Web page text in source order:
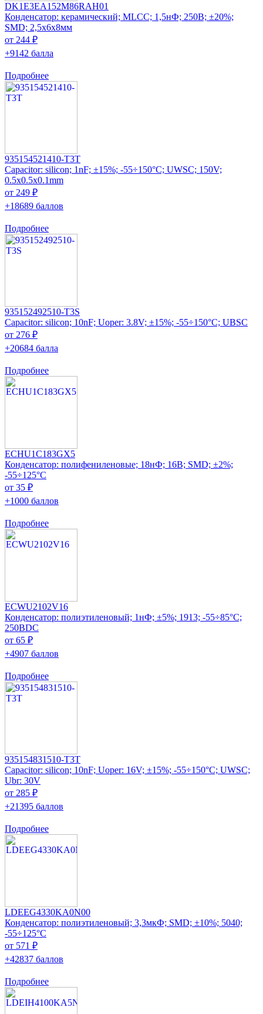
DK1E3EA152M86RAH01
Конденсатор: керамический; MLCC; 1,5нФ; 250В; ±20%;
SMD; 2,5x6x8мм
от 244 ₽
+9142 балла
Подробнее
935154521410-T3T
Capacitor: silicon; 1nF; ±15%; -55÷150°C; UWSC; 150V;
0.5x0.5x0.1mm
от 249 ₽
+18689 баллов
Подробнее
935152492510-T3S
Capacitor: silicon; 10nF; Uoper: 3.8V; ±15%; -55÷150°C; UBSC
от 276 ₽
+20684 балла
Подробнее
ECHU1C183GX5
Конденсатор: полифениленовые; 18нФ; 16В; SMD; ±2%;
-55÷125°C
от 35 ₽
+1000 баллов
Подробнее
ECWU2102V16
Конденсатор: полиэтиленовый; 1нФ; ±5%; 1913; -55÷85°C;
250ВDC
от 65 ₽
+4907 баллов
Подробнее
935154831510-T3T
Capacitor: silicon; 10nF; Uoper: 16V; ±15%; -55÷150°C; UWSC;
Ubr: 30V
от 285 ₽
+21395 баллов
Подробнее
LDEEG4330KA0N00
Конденсатор: полиэтиленовый; 3,3мкФ; SMD; ±10%; 5040;
-55÷125°C
от 571 ₽
+42837 баллов
Подробнее